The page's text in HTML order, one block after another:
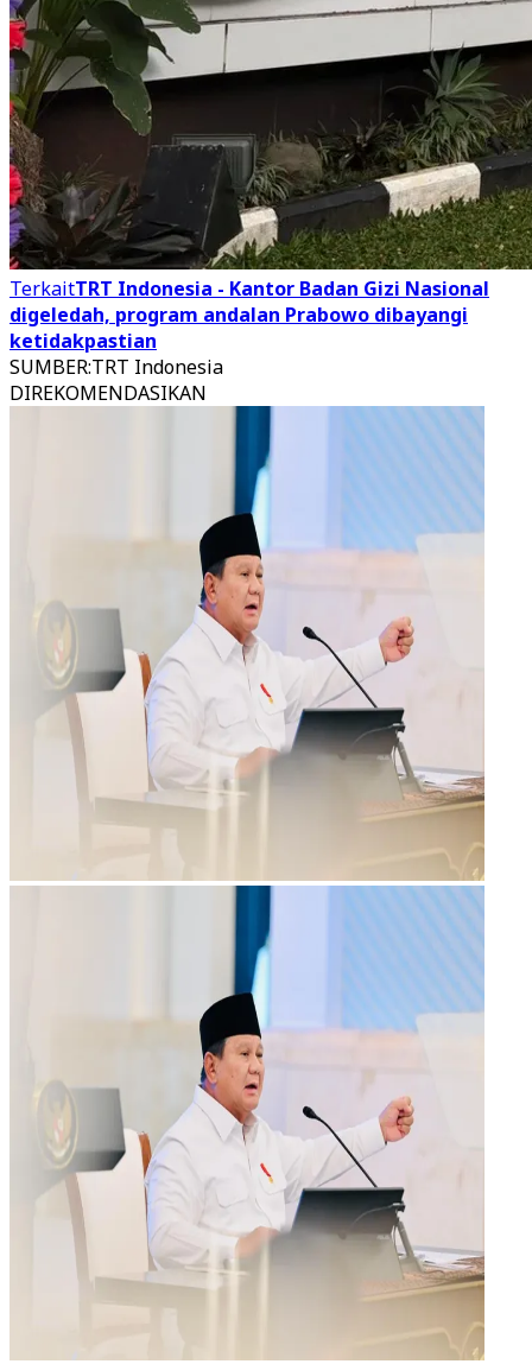
TerkaitTRT Indonesia - Kantor Badan Gizi Nasional
digeledah, program andalan Prabowo dibayangi
ketidakpastian
SUMBER:TRT Indonesia
DIREKOMENDASIKAN